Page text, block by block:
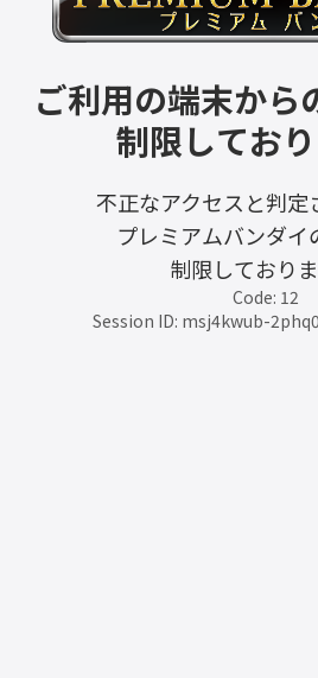
ご利用の端末から
制限しており
不正なアクセスと判定
プレミアムバンダイ
制限しておりま
Code: 12
Session ID: msj4kwub-